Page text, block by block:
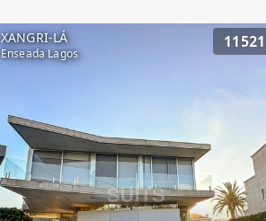
XANGRI-LÁ
Enseada Lagos
11521